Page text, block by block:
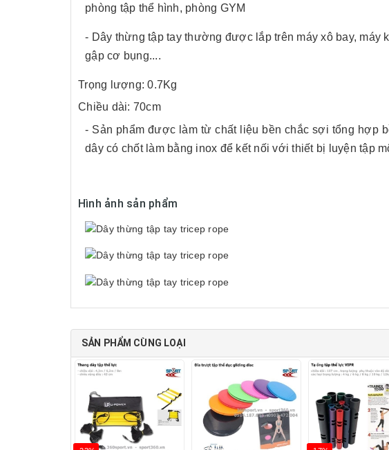
phòng tập thể hình, phòng GYM
- Dây thừng tập tay thường được lắp trên máy xô bay, máy
gập cơ bụng....
Trọng lượng: 0.7Kg
Chiều dài: 70cm
- Sản phẩm được làm từ chất liệu bền chắc sợi tổng hợp
dây có chốt làm bằng inox để kết nối với thiết bị luyện tập
Hình ảnh sản phẩm
SẢN PHẨM CÙNG LOẠI